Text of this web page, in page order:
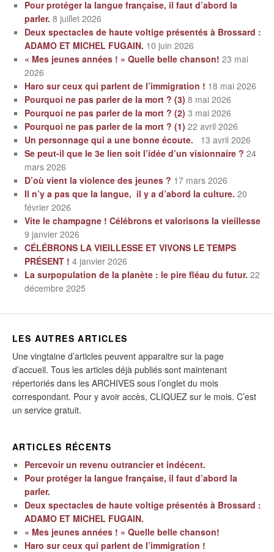
Pour protéger la langue française, il faut d’abord la
parler. 8 juillet 2026
Deux spectacles de haute voltige présentés à Brossard :
ADAMO ET MICHEL FUGAIN. 10 juin 2026
« Mes jeunes années ! » Quelle belle chanson! 23 mai
2026
Haro sur ceux qui parlent de l’immigration ! 18 mai 2026
Pourquoi ne pas parler de la mort ? (3) 8 mai 2026
Pourquoi ne pas parler de la mort ? (2) 3 mai 2026
Pourquoi ne pas parler de la mort ? (1) 22 avril 2026
Un personnage qui a une bonne écoute.
13 avril 2026
Se peut-il que le 3e lien soit l’idée d’un visionnaire ? 24
mars 2026
D’où vient la violence des jeunes ? 17 mars 2026
Il n’y a pas que la langue, il y a d’abord la culture. 20
février 2026
Vite le champagne ! Célébrons et valorisons la vieillesse
9 janvier 2026
CÉLÉBRONS LA VIEILLESSE ET VIVONS LE TEMPS
PRÉSENT ! 4 janvier 2026
La surpopulation de la planète : le pire fléau du futur. 22
décembre 2025
LES AUTRES ARTICLES
Une vingtaine d’articles peuvent apparaitre sur la page
d’accueil. Tous les articles déjà publiés sont maintenant
répertoriés dans les ARCHIVES sous l’onglet du mois
correspondant. Pour y avoir accès, CLIQUEZ sur le mois. C’est
un service gratuit.
ARTICLES RÉCENTS
Percevoir un revenu outrancier et indécent.
Pour protéger la langue française, il faut d’abord la
parler.
Deux spectacles de haute voltige présentés à Brossard :
ADAMO ET MICHEL FUGAIN.
« Mes jeunes années ! » Quelle belle chanson!
Haro sur ceux qui parlent de l’immigration !